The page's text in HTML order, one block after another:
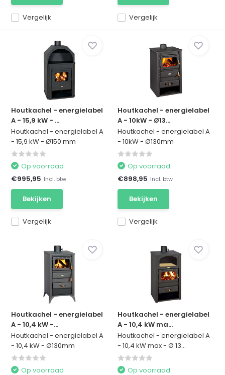
Vergelijk Vergelijk
Houtkachel - energielabel
A - 15,9 kW - ...
Houtkachel - energielabel A
- 15,9 kW - Ø150 mm
Vergelijk
Op voorraad
€995,95 Incl. btw
Bekijken
Houtkachel - energielabel
A - 10kW - Ø13...
Houtkachel - energielabel A
- 10kW - Ø130mm
Vergelijk
Op voorraad
€898,95 Incl. btw
Bekijken
Houtkachel - energielabel
A - 10,4 kW -...
Houtkachel - energielabel A
- 10,4 kW - Ø130mm
Op voorraad
Houtkachel - energielabel
A - 10,4 kW ma...
Houtkachel - energielabel A
- 10,4 kW max - Ø 13...
Op voorraad